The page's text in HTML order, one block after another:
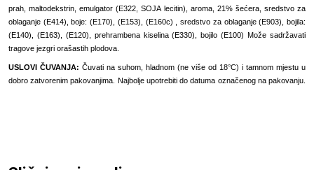
prah, maltodekstrin, emulgator (E322, SOJA lecitin), aroma, 21% šećera, sredstvo za
oblaganje (E414), boje: (E170), (E153), (E160c) , sredstvo za oblaganje (E903), bojila:
(E140), (E163), (E120), prehrambena kiselina (E330), bojilo (E100) Može sadržavati
tragove jezgri orašastih plodova.
USLOVI ČUVANJA: Čuvati na suhom, hladnom (ne više od 18°C) i tamnom mjestu u
dobro zatvorenim pakovanjima. Najbolje upotrebiti do datuma označenog na pakovanju.